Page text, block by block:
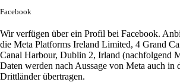
Facebook
Wir verfügen über ein Profil bei Facebook.
die Meta Platforms Ireland Limited, 4 Grand
Canal Harbour, Dublin 2, Irland (nachfolgend
Daten werden nach Aussage von Meta auch in
Drittländer übertragen.